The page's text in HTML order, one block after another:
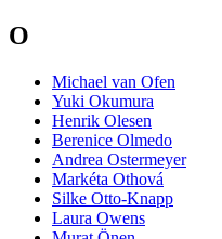
O
Michael van Ofen
Yuki Okumura
Henrik Olesen
Berenice Olmedo
Andrea Ostermeyer
Markéta Othová
Silke Otto-Knapp
Laura Owens